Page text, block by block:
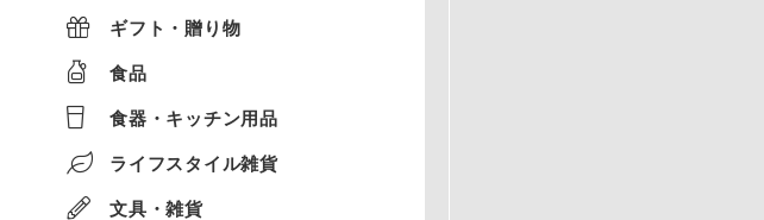
ギフト・贈り物
食品
食器・キッチン用品
ライフスタイル雑貨
文具・雑貨